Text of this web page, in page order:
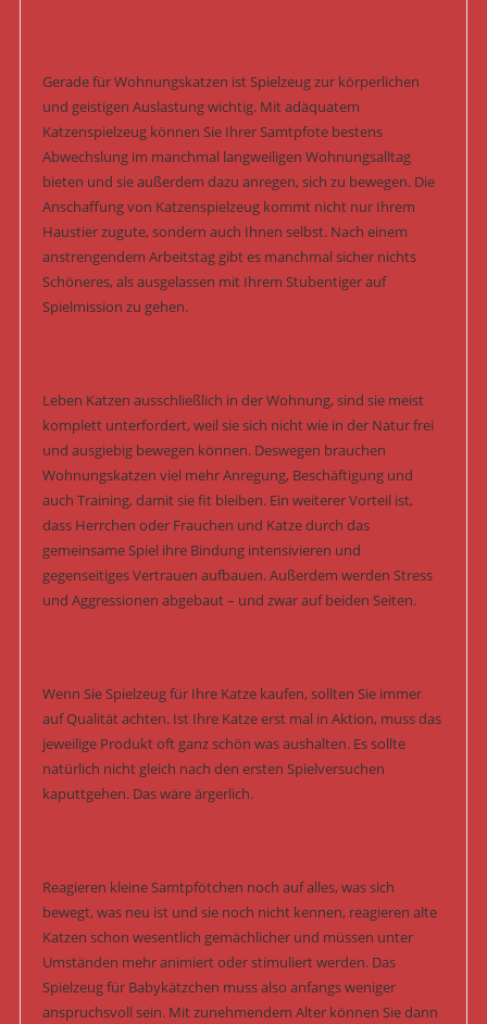
Gerade für Wohnungskatzen ist Spielzeug zur körperlichen
und geistigen Auslastung wichtig. Mit adäquatem
Katzenspielzeug können Sie Ihrer Samtpfote bestens
Abwechslung im manchmal langweiligen Wohnungsalltag
bieten und sie außerdem dazu anregen, sich zu bewegen. Die
Anschaffung von Katzenspielzeug kommt nicht nur Ihrem
Haustier zugute, sondern auch Ihnen selbst. Nach einem
anstrengendem Arbeitstag gibt es manchmal sicher nichts
Schöneres, als ausgelassen mit Ihrem Stubentiger auf
Spielmission zu gehen.
Leben Katzen ausschließlich in der Wohnung, sind sie meist
komplett unterfordert, weil sie sich nicht wie in der Natur frei
und ausgiebig bewegen können. Deswegen brauchen
Wohnungskatzen viel mehr Anregung, Beschäftigung und
auch Training, damit sie fit bleiben. Ein weiterer Vorteil ist,
dass Herrchen oder Frauchen und Katze durch das
gemeinsame Spiel ihre Bindung intensivieren und
gegenseitiges Vertrauen aufbauen. Außerdem werden Stress
und Aggressionen abgebaut – und zwar auf beiden Seiten.
Wenn Sie Spielzeug für Ihre Katze kaufen, sollten Sie immer
auf Qualität achten. Ist Ihre Katze erst mal in Aktion, muss das
jeweilige Produkt oft ganz schön was aushalten. Es sollte
natürlich nicht gleich nach den ersten Spielversuchen
kaputtgehen. Das wäre ärgerlich.
Reagieren kleine Samtpfötchen noch auf alles, was sich
bewegt, was neu ist und sie noch nicht kennen, reagieren alte
Katzen schon wesentlich gemächlicher und müssen unter
Umständen mehr animiert oder stimuliert werden. Das
Spielzeug für Babykätzchen muss also anfangs weniger
anspruchsvoll sein. Mit zunehmendem Alter können Sie dann